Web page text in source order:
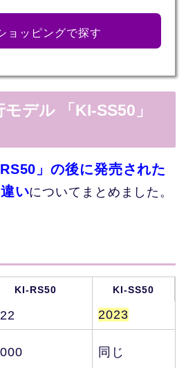
ョッピングで探す
デル 「KI-SS50」
RS50」の後に発売された
いについてまとめました。
KI-RS50 KI-SS50
2023
同じ